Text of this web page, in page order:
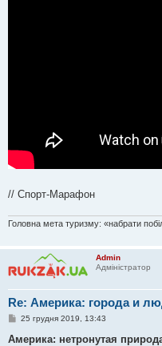
// Спорт-Марафон
Головна мета туризму: «набрати
Admin
Адміністратор
Re: Америка: города и
П
в
25 грудня 2019, 13:43
Америка: нетронутая